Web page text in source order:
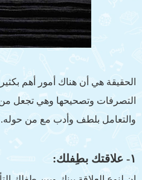
الحقيقة هي أن هناك أمور أهم
التصرفات وتصحيحها وهي تجعل
والتعامل بلطف وأدب مع من حوله. إليكم
١- علاقتك بطِفلك: